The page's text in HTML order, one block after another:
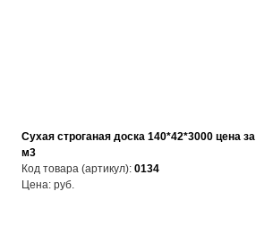
Сухая строганая доска 140*42*3000 цена
м3
Код товара (артикул): 0134
Цена: руб.